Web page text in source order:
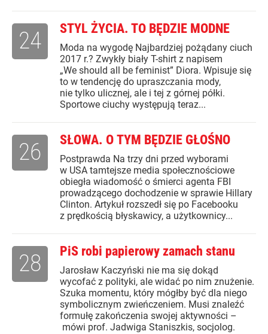
STYL ŻYCIA. TO BĘDZIE MODNE
Moda na wygodę Najbardziej pożądany ciuch
2017 r.? Zwykły biały T-shirt z napisem
„We should all be feminist” Diora. Wpisuje się
to w tendencję do upraszczania mody,
nie tylko ulicznej, ale i tej z górnej półki.
Sportowe ciuchy występują teraz...
24
SŁOWA. O TYM BĘDZIE GŁOŚNO
Postprawda Na trzy dni przed wyborami
w USA tamtejsze media społecznościowe
obiegła wiadomość o śmierci agenta FBI
prowadzącego dochodzenie w sprawie Hillary
Clinton. Artykuł rozszedł się po Facebooku
z prędkością błyskawicy, a użytkownicy...
26
PiS robi papierowy zamach stanu
Jarosław Kaczyński nie ma się dokąd
wycofać z polityki, ale widać po nim znużenie.
Szuka momentu, który mógłby być dla niego
symbolicznym zwieńczeniem. Musi znaleźć
formułę zakończenia swojej aktywności –
mówi prof. Jadwiga Staniszkis, socjolog.
28